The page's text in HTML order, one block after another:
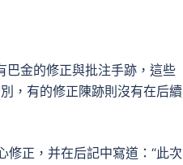
巴金的修正與批注手跡，這些
，有的修正陳跡則沒有在后續
正，并在后記中寫道：“此次